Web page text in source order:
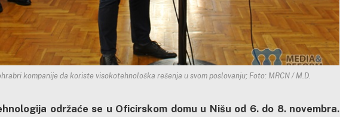
kompanije da koriste visokotehnološka rešenja u svom poslovanju; Foto: MRCN / M.D.
održaće se u Oficirskom domu u Nišu od 6. do 8. novembra.